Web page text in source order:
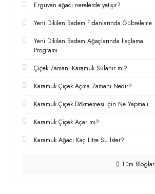
Erguvan ağacı nerelerde yetişir?
Yeni Dikilen Badem Fidanlarında Gübreleme
Yeni Dikilen Badem Ağaçlarında İlaçlama
Programı
Çiçek Zamanı Karamuk Sulanır mı?
Karamuk Çiçek Açma Zamanı Nedir?
Karamuk Çiçek Dökmemesi İçin Ne Yapmalı
Karamuk Çiçek Açar mı?
Karamuk Ağacı Kaç Litre Su İster?
Tüm Bloglar